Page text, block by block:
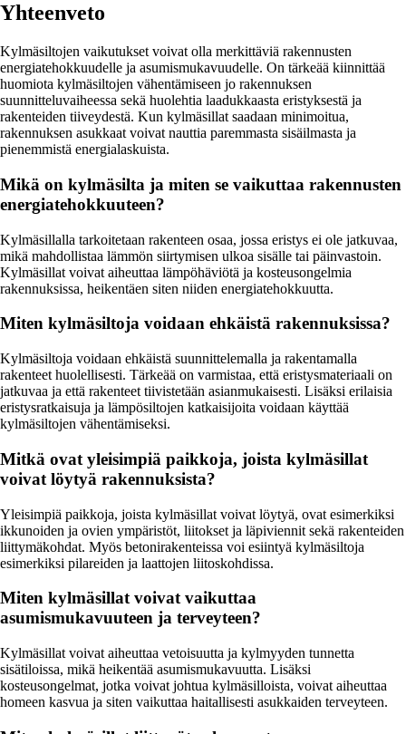
Yhteenveto
Kylmäsiltojen vaikutukset voivat olla merkittäviä rakennusten
energiatehokkuudelle ja asumismukavuudelle. On tärkeää kiinnittää
huomiota kylmäsiltojen vähentämiseen jo rakennuksen
suunnitteluvaiheessa sekä huolehtia laadukkaasta eristyksestä ja
rakenteiden tiiveydestä. Kun kylmäsillat saadaan minimoitua,
rakennuksen asukkaat voivat nauttia paremmasta sisäilmasta ja
pienemmistä energialaskuista.
Mikä on kylmäsilta ja miten se vaikuttaa rakennusten
energiatehokkuuteen?
Kylmäsillalla tarkoitetaan rakenteen osaa, jossa eristys ei ole jatkuvaa,
mikä mahdollistaa lämmön siirtymisen ulkoa sisälle tai päinvastoin.
Kylmäsillat voivat aiheuttaa lämpöhäviötä ja kosteusongelmia
rakennuksissa, heikentäen siten niiden energiatehokkuutta.
Miten kylmäsiltoja voidaan ehkäistä rakennuksissa?
Kylmäsiltoja voidaan ehkäistä suunnittelemalla ja rakentamalla
rakenteet huolellisesti. Tärkeää on varmistaa, että eristysmateriaali on
jatkuvaa ja että rakenteet tiivistetään asianmukaisesti. Lisäksi erilaisia
eristysratkaisuja ja lämpösiltojen katkaisijoita voidaan käyttää
kylmäsiltojen vähentämiseksi.
Mitkä ovat yleisimpiä paikkoja, joista kylmäsillat
voivat löytyä rakennuksista?
Yleisimpiä paikkoja, joista kylmäsillat voivat löytyä, ovat esimerkiksi
ikkunoiden ja ovien ympäristöt, liitokset ja läpiviennit sekä rakenteiden
liittymäkohdat. Myös betonirakenteissa voi esiintyä kylmäsiltoja
esimerkiksi pilareiden ja laattojen liitoskohdissa.
Miten kylmäsillat voivat vaikuttaa
asumismukavuuteen ja terveyteen?
Kylmäsillat voivat aiheuttaa vetoisuutta ja kylmyyden tunnetta
sisätiloissa, mikä heikentää asumismukavuutta. Lisäksi
kosteusongelmat, jotka voivat johtua kylmäsilloista, voivat aiheuttaa
homeen kasvua ja siten vaikuttaa haitallisesti asukkaiden terveyteen.